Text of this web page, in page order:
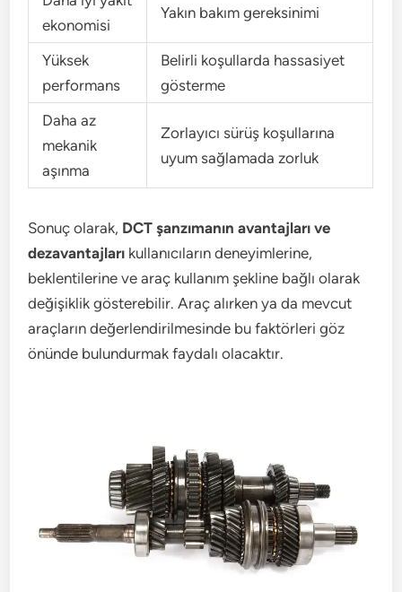
ekonomisi
Yakın bakım gereksinimi
Yüksek
performans
Belirli koşullarda hassasiyet
gösterme
Daha az
mekanik
aşınma
Zorlayıcı sürüş koşullarına
uyum sağlamada zorluk
Sonuç olarak, DCT şanzımanın avantajları ve
dezavantajları kullanıcıların deneyimlerine,
beklentilerine ve araç kullanım şekline bağlı olarak
değişiklik gösterebilir. Araç alırken ya da mevcut
araçların değerlendirilmesinde bu faktörleri göz
önünde bulundurmak faydalı olacaktır.